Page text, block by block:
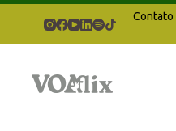
Contato